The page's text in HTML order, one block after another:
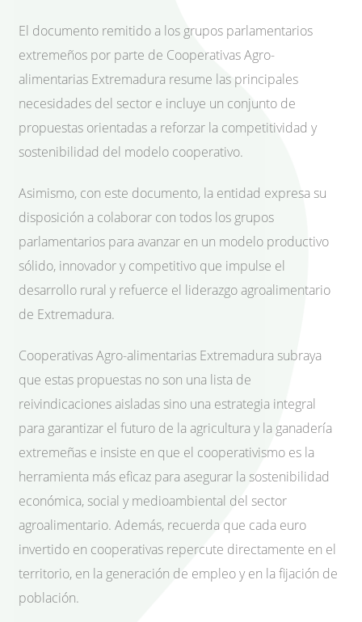
El documento remitido a los grupos parlamentarios
extremeños por parte de Cooperativas Agro-
alimentarias Extremadura resume las principales
necesidades del sector e incluye un conjunto de
propuestas orientadas a reforzar la competitividad y
sostenibilidad del modelo cooperativo.
Asimismo, con este documento, la entidad expresa su
disposición a colaborar con todos los grupos
parlamentarios para avanzar en un modelo productivo
sólido, innovador y competitivo que impulse el
desarrollo rural y refuerce el liderazgo agroalimentario
de Extremadura.
Cooperativas Agro-alimentarias Extremadura subraya
que estas propuestas no son una lista de
reivindicaciones aisladas sino una estrategia integral
para garantizar el futuro de la agricultura y la ganadería
extremeñas e insiste en que el cooperativismo es la
herramienta más eficaz para asegurar la sostenibilidad
económica, social y medioambiental del sector
agroalimentario. Además, recuerda que cada euro
invertido en cooperativas repercute directamente en el
territorio, en la generación de empleo y en la fijación de
población.